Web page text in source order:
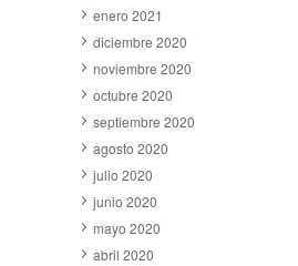
enero 2021
diciembre 2020
noviembre 2020
octubre 2020
septiembre 2020
agosto 2020
julio 2020
junio 2020
mayo 2020
abril 2020